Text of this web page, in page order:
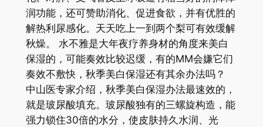
润功能，还可赞助消化、促进食欲，并有优胜的
解热利尿感化。天天吃上一到两个梨可有效缓解
秋燥。 水不雅是大年夜疗养身材的角度来美白
保湿的，可能奏效比较迟缓，有的MM会嫌它们
奏效不敷快，秋季美白保湿还有其余办法吗？
中山医专家介绍，秋季美白保湿办法最速效的，
就是玻尿酸填充。玻尿酸独有的三螺旋构造，能
强力锁住30倍的水分，使皮肤持久水润、光